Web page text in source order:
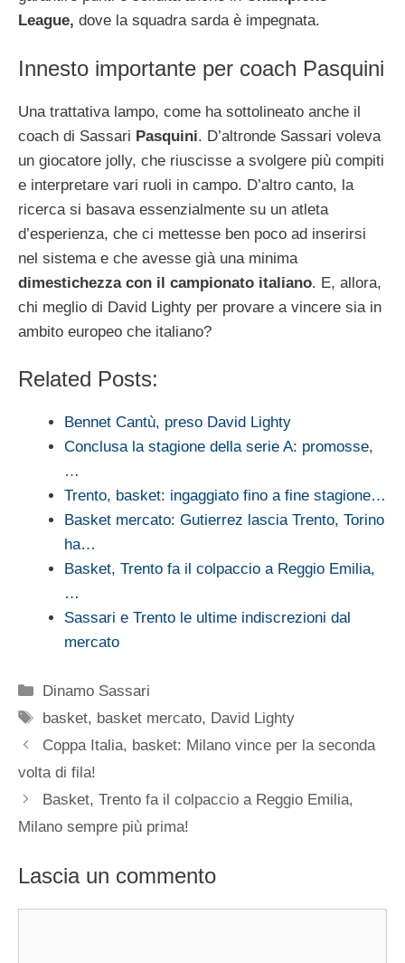
League, dove la squadra sarda è impegnata.
Innesto importante per coach Pasquini
Una trattativa lampo, come ha sottolineato anche il
coach di Sassari Pasquini. D’altronde Sassari voleva
un giocatore jolly, che riuscisse a svolgere più compiti
e interpretare vari ruoli in campo. D’altro canto, la
ricerca si basava essenzialmente su un atleta
d’esperienza, che ci mettesse ben poco ad inserirsi
nel sistema e che avesse già una minima
dimestichezza con il campionato italiano. E, allora,
chi meglio di David Lighty per provare a vincere sia in
ambito europeo che italiano?
Related Posts:
Bennet Cantù, preso David Lighty
Conclusa la stagione della serie A: promosse,
…
Trento, basket: ingaggiato fino a fine stagione…
Basket mercato: Gutierrez lascia Trento, Torino
ha…
Basket, Trento fa il colpaccio a Reggio Emilia,
…
Sassari e Trento le ultime indiscrezioni dal
mercato
Categorie
Dinamo Sassari
Tag
basket, basket mercato, David Lighty
Coppa Italia, basket: Milano vince per la seconda
volta di fila!
Basket, Trento fa il colpaccio a Reggio Emilia,
Milano sempre più prima!
Lascia un commento